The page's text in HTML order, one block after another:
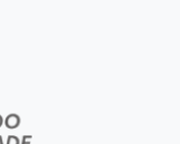
carro e